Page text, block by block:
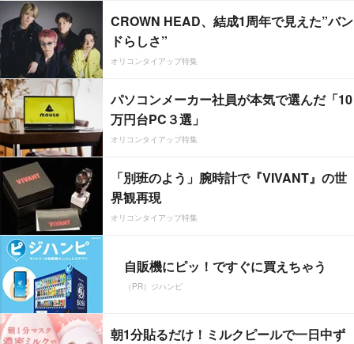
CROWN HEAD、結成1周年で見えた”バン
ドらしさ”
オリコンタイアップ特集
パソコンメーカー社員が本気で選んだ「10
万円台PC３選」
オリコンタイアップ特集
「別班のよう」腕時計で『VIVANT』の世
界観再現
オリコンタイアップ特集
自販機にピッ！ですぐに買えちゃう
（PR）ジハンピ
朝1分貼るだけ！ミルクピールで一日中ず